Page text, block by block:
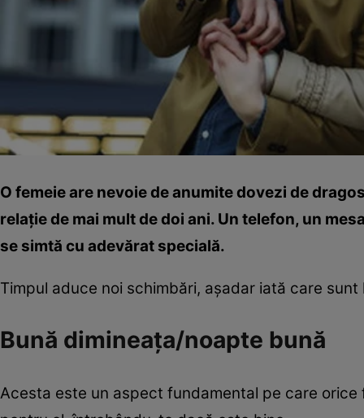
O femeie are nevoie de anumite dovezi de
relaţie de mai mult de doi ani. Un telefon, un
se simtă cu adevărat specială.
Timpul aduce noi schimbări, aşadar iată care
Bună dimineaţa/noapte bună
Acesta este un aspect fundamental pe care